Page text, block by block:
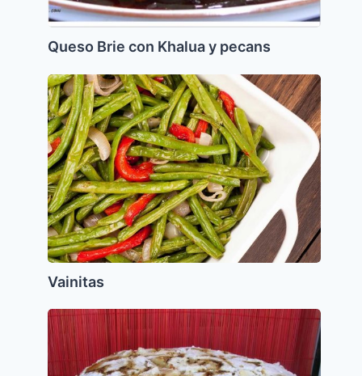
Queso Brie con Khalua y pecans
Vainitas
Vainitas
Torta
Pasionaria